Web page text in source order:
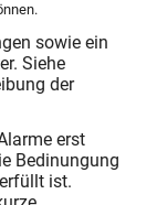
sowie ein
Siehe
der
erst
Bedinungung
ist.